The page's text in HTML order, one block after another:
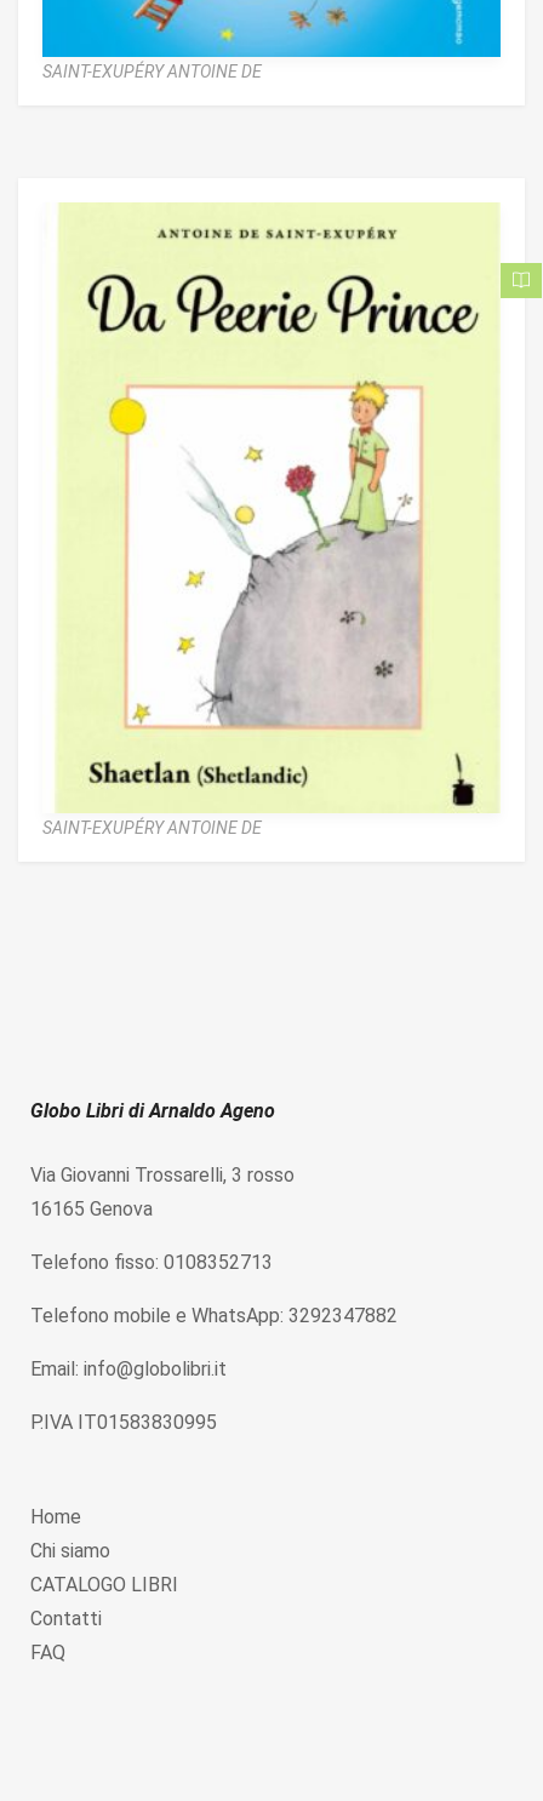
SAINT-EXUPÉRY ANTOINE DE
SAINT-EXUPÉRY ANTOINE DE
Globo Libri di Arnaldo Ageno
Via Giovanni Trossarelli, 3 rosso
16165 Genova
Telefono fisso: 0108352713
Telefono mobile e WhatsApp: 3292347882
Email: info@globolibri.it
P.IVA IT01583830995
Home
Chi siamo
CATALOGO LIBRI
Contatti
FAQ